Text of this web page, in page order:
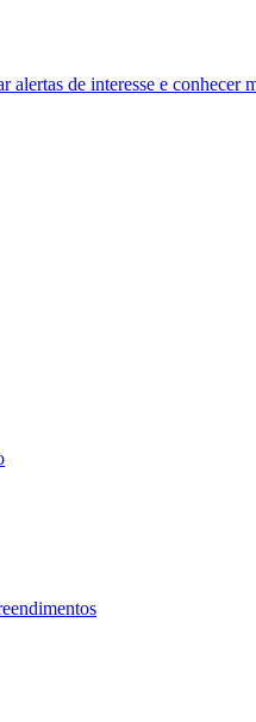
alertas de interesse e conhecer